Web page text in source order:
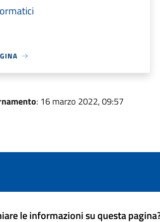
: 16 marzo 2022, 09:57
le informazioni su questa